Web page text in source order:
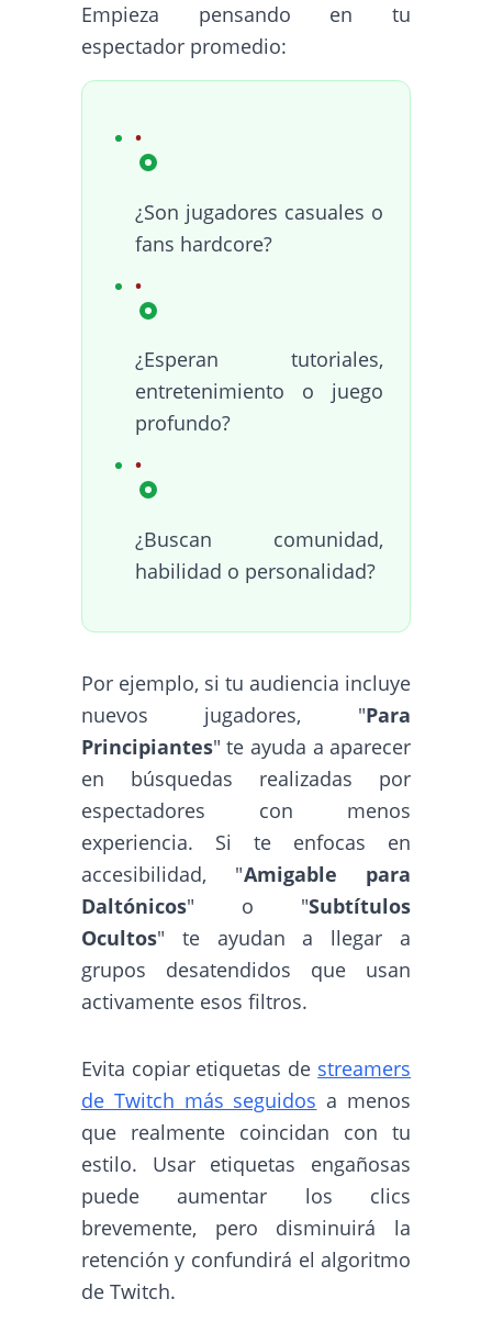
Empieza pensando en tu
espectador promedio:
¿Son jugadores casuales o
fans hardcore?
¿Esperan tutoriales,
entretenimiento o juego
profundo?
¿Buscan comunidad,
habilidad o personalidad?
Por ejemplo, si tu audiencia incluye
nuevos jugadores, "Para
Principiantes" te ayuda a aparecer
en búsquedas realizadas por
espectadores con menos
experiencia. Si te enfocas en
accesibilidad, "Amigable para
Daltónicos" o "Subtítulos
Ocultos" te ayudan a llegar a
grupos desatendidos que usan
activamente esos filtros.
Evita copiar etiquetas de streamers
de Twitch más seguidos a menos
que realmente coincidan con tu
estilo. Usar etiquetas engañosas
puede aumentar los clics
brevemente, pero disminuirá la
retención y confundirá el algoritmo
de Twitch.